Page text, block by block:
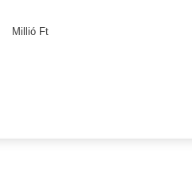
Millió Ft